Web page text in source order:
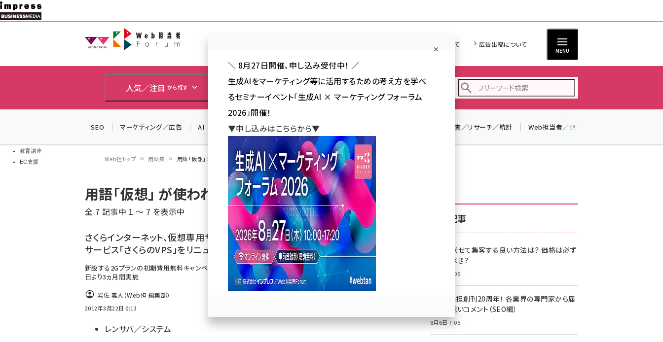
メ
イ
教育講座
EC支援
Web担当者Forum
Web担について 広告出稿について
MENU
人気／注目 から探す カテゴリ／種別 から探す セミナー／イベント から探す
z世代 (1622)
meo (1275)
SEO マーケティング／広告 AI SNS アクセス解析／データ分析 調査／リサーチ／統計 Web担当者／仕事
ン
く
ず
Web担トップ 用語集 用語「仮想」 が使われている記事の一覧
用語「仮想」 が使われている記事の一覧
全 7 記事中 1 ～ 7 を表示中
さくらインターネット、仮想専用サーバー
サービス「さくらのVPS」をリニューアル
新設する2Gプランの初期費用無料キャンペーンを3月29
日より3ヵ月間実施
岩佐 義人（Web担 編集部）
2012年3月22日 0:13
レンサバ／システム
新着記事
価格を伏せて集客する良い方法は？ 価格は必ず
記載すべき？
8月6日 7:05
祝・Web担創刊20周年！ 各業界の専門家から届
いたお祝いコメント（SEO編）
8月6日 7:05
＼ 8月27日開催、申し込み受付中！ ／
生成AIをマーケティング等に活用するための考え方を学べ
るセミナーイベント「生成AI × マーケティング フォーラム
2026」開催！
▼申し込みはこちらから▼